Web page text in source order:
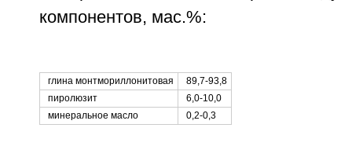
компонентов, мас.%:
глина монтмориллонитовая
89,7-93,8
пиролюзит
6,0-10,0
минеральное масло
0,2-0,3